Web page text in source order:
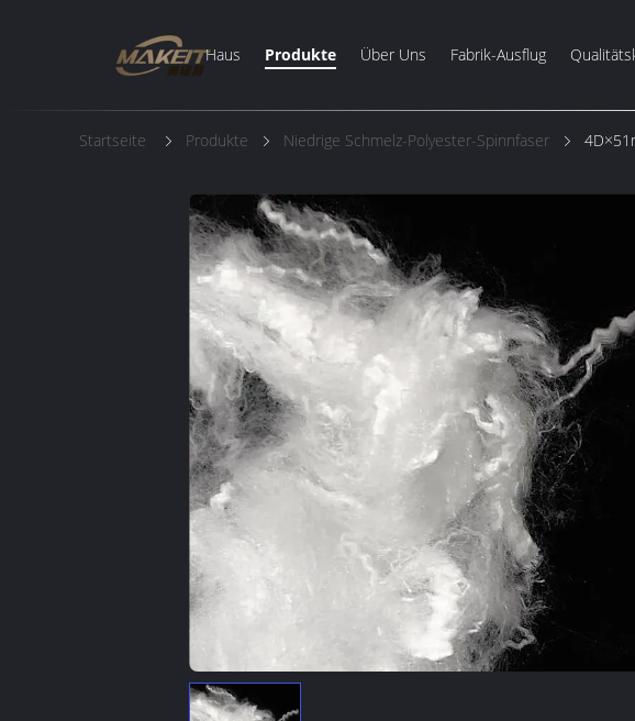
Haus Produkte Über Uns Fabrik-Ausflug
Startseite Produkte Niedrige Schmelz-Polyester-Spinnfaser